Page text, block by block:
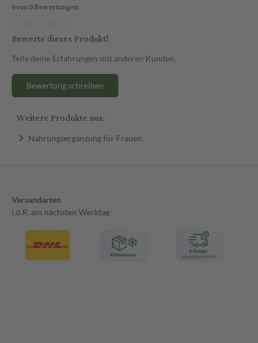
0 von 0 Bewertungen
Bewerte dieses Produkt!
Teile deine Erfahrungen mit anderen Kunden.
Bewertung schreiben
Weitere Produkte aus:
Nahrungsergänzung für Frauen
Versandarten
i.d.R. am nächsten Werktag